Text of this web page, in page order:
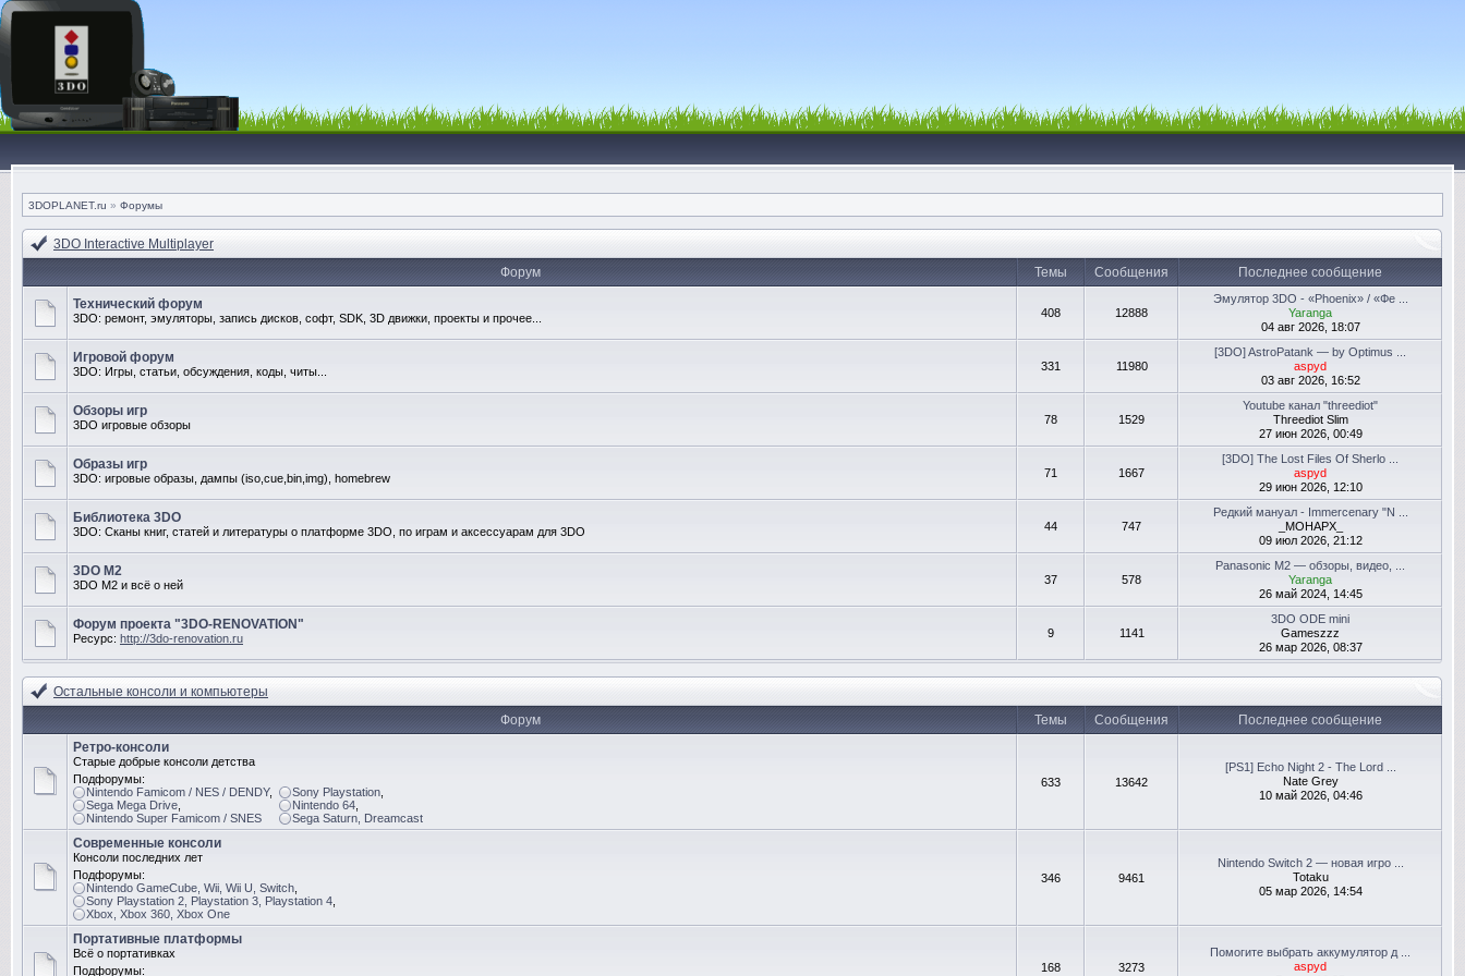
3DOPLANET.ru » Форумы
3DO Interactive Multiplayer
Форум
Темы Сообщения Последнее сообщение
Технический форум
3DO: ремонт, эмуляторы, запись дисков, софт, SDK, 3D движки, проекты и прочее... 408 12888
Эмулятор 3DO - «Phoenix» / «Фе ...
Yaranga
04 авг 2026, 18:07
Игровой форум
3DO: Игры, статьи, обсуждения, коды, читы... 331 11980
[3DO] AstroPatank — by Optimus ...
aspyd
03 авг 2026, 16:52
Обзоры игр
3DO игровые обзоры 78 1529
Youtube канал "threediot"
Threediot Slim
27 июн 2026, 00:49
Образы игр
3DO: игровые образы, дампы (iso,cue,bin,img), homebrew 71 1667
[3DO] The Lost Files Of Sherlo ...
aspyd
29 июн 2026, 12:10
Библиотека 3DO
3DO: Сканы книг, статей и литературы о платформе 3DO, по играм и аксессуарам для 3DO 44 747
Редкий мануал - Immercenary "N ...
_MOHAPX_
09 июл 2026, 21:12
3DO M2
3DO M2 и всё о ней 37 578
Panasonic M2 — обзоры, видео, ...
Yaranga
26 май 2024, 14:45
Форум проекта "3DO-RENOVATION"
Ресурс: http://3do-renovation.ru 9 1141
3DO ODE mini
Gameszzz
26 мар 2026, 08:37
Остальные консоли и компьютеры
Форум
Темы Сообщения
Последнее сообщение
Ретро-консоли
Старые добрые консоли детства
Подфорумы:
Nintendo Famicom / NES / DENDY,
Sega Mega Drive
Nintendo Super Famicom / SNES
Sony Playstation
Nintendo 64
Sega Saturn, Dreamcast
633 13642
[PS1] Echo Night 2 - The Lord ...
Nate Grey
10 май 2026, 04:46
Современные консоли
Консоли последних лет
Подфорумы:
Nintendo GameCube, Wii, Wii U, Switch
Sony Playstation 2, Playstation 3, Playstation 4
Xbox, Xbox 360, Xbox One
346 9461
Nintendo Switch 2 — новая игро ...
Totaku
05 мар 2026, 14:54
Портативные платформы
Всё о портативках
Подфорумы:
168 3273
Помогите выбрать аккумулятор д ...
aspyd